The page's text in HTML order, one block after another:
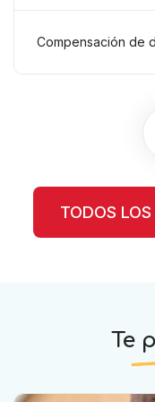
6(2)(b) del
Compensación de
TODOS
Te